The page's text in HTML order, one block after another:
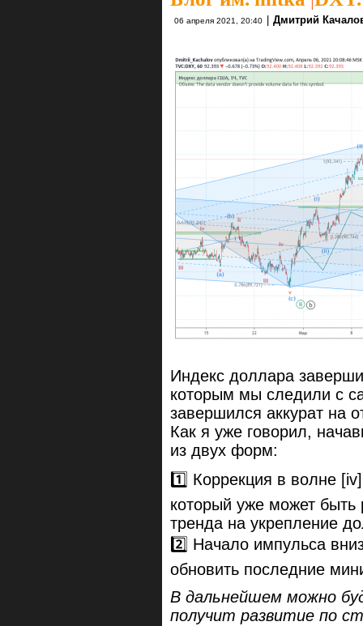
06 апреля 2021, 20:40 Дмитрий
Индекс доллара
которым мы следили с
завершился аккурат на
Как я уже говорил,
из двух форм:
1️⃣ Коррекция в волне
который уже может быть
тренда на укрепление
2️⃣ Начало импульса
обновить последние
В дальнейшем можно
получит развитие по